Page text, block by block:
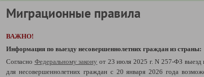
Миграционные правила
ВАЖНО!
Информация по выезду несовершеннолетних граждан из страны:
Согласно Федеральному закону от 23 июля 2025 г. N 257-ФЗ выезд
для несовершеннолетних граждан с 20 января 2026 года